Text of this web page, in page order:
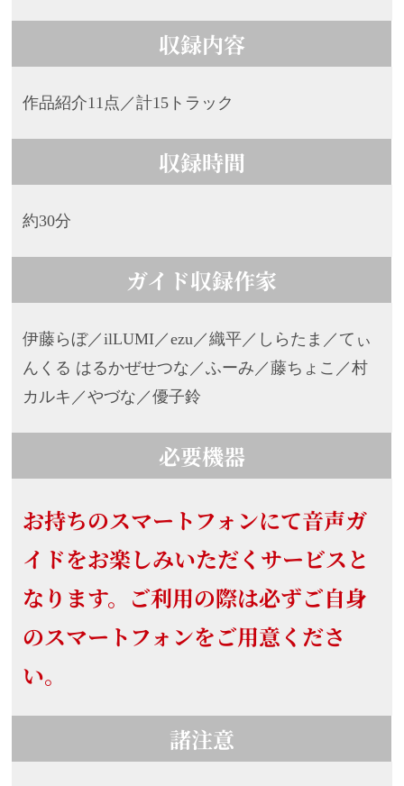
収録内容
作品紹介11点／計15トラック
収録時間
約30分
ガイド収録作家
伊藤らぼ／ilLUMI／ezu／織平／しらたま／てぃ
んくる はるかぜせつな／ふーみ／藤ちょこ／村
カルキ／やづな／優子鈴
必要機器
お持ちのスマートフォンにて音声ガ
イドをお楽しみいただくサービスと
なります。ご利用の際は必ずご自身
のスマートフォンをご用意くださ
い。
諸注意